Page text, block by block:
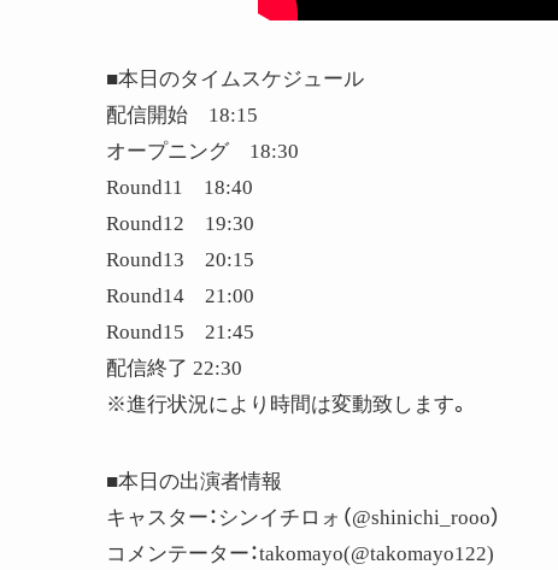
■本日のタイムスケジュール
配信開始 18:15
オープニング 18:30
Round11 18:40
Round12 19:30
Round13 20:15
Round14 21:00
Round15 21:45
配信終了 22:30
※進行状況により時間は変動致します。
■本日の出演者情報
キャスター：シンイチロォ（@shinichi_rooo）
コメンテーター：takomayo(@takomayo122)